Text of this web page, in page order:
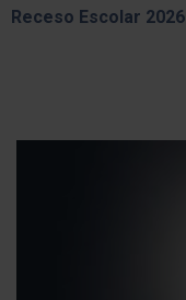
Receso Escolar 2026